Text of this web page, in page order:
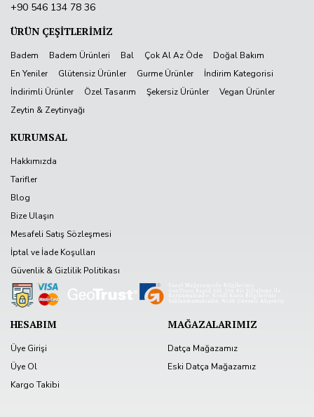
+90 546 134 78 36
ÜRÜN ÇEŞİTLERİMİZ
Badem Badem Ürünleri Bal Çok Al Az Öde
Doğal Bakım
En Yeniler
Glütensiz Ürünler Gurme Ürünler
İndirim Kategorisi
İndirimli Ürünler
Özel Tasarım Şekersiz Ürünler
Vegan Ürünler
Zeytin & Zeytinyağı
KURUMSAL
Hakkımızda
Tarifler
Blog
Bize Ulaşın
Mesafeli Satış Sözleşmesi
İptal ve İade Koşulları
Güvenlik & Gizlilik Politikası
HESABIM
Üye Girişi
Üye Ol
Kargo Takibi
MAĞAZALARIMIZ
Datça Mağazamız
Eski Datça Mağazamız